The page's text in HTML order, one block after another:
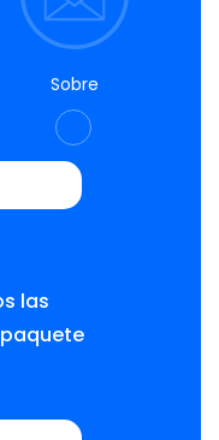
Sobre
las